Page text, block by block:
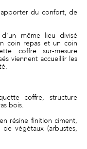
du confort, de
même lieu divisé
coin repas et un coin
coffre sur-mesure
viennent accueillir les
coffre, structure
bois.
résine finition ciment,
végétaux (arbustes,